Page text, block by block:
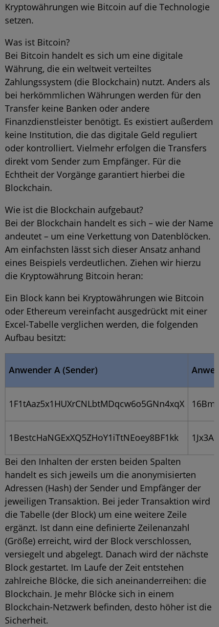
Kryptowährungen wie Bitcoin auf die Technologie
setzen.
Was ist Bitcoin?
Bei Bitcoin handelt es sich um eine digitale
Währung, die ein weltweit verteiltes
Zahlungssystem (die Blockchain) nutzt. Anders als
bei herkömmlichen Währungen werden für den
Transfer keine Banken oder andere
Finanzdienstleister benötigt. Es existiert außerdem
keine Institution, die das digitale Geld reguliert
oder kontrolliert. Vielmehr erfolgen die Transfers
direkt vom Sender zum Empfänger. Für die
Echtheit der Vorgänge garantiert hierbei die
Blockchain.
Wie ist die Blockchain aufgebaut?
Bei der Blockchain handelt es sich – wie der Name
andeutet – um eine Verkettung von Datenblöcken.
Am einfachsten lässt sich dieser Ansatz anhand
eines Beispiels verdeutlichen. Ziehen wir hierzu
die Kryptowährung Bitcoin heran:
Ein Block kann bei Kryptowährungen wie Bitcoin
oder Ethereum vereinfacht ausgedrückt mit einer
Excel-Tabelle verglichen werden, die folgenden
Aufbau besitzt:
Anwender A (Sender)
1F1tAaz5x1HUXrCNLbtMDqcw6o5GNn4xqX
1BestcHaNGExXQ5ZHoY1iTtNEoey8BF1kk
Bei den Inhalten der ersten beiden Spalten
handelt es sich jeweils um die anonymisierten
Adressen (Hash) der Sender und Empfänger der
jeweiligen Transaktion. Bei jeder Transaktion wird
die Tabelle (der Block) um eine weitere Zeile
ergänzt. Ist dann eine definierte Zeilenanzahl
(Größe) erreicht, wird der Block verschlossen,
versiegelt und abgelegt. Danach wird der nächste
Block gestartet. Im Laufe der Zeit entstehen
zahlreiche Blöcke, die sich aneinanderreihen: die
Blockchain. Je mehr Blöcke sich in einem
Blockchain-Netzwerk befinden, desto höher ist die
Sicherheit.